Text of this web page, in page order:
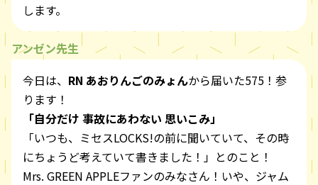
します。
アンゼン先生
今日は、 RN あおりんごのみょんから届いた575！参
ります！
「自分だけ 事故にあわない 思いこみ」
「いつも、ミセスLOCKS!の前に聞いていて、その時
にちょうど考えていて書きました！」とのこと！
Mrs. GREEN APPLEファンのみなさん！いや、ジャム